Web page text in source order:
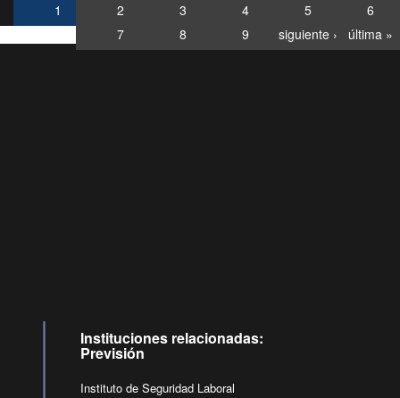
1 2 3 4 5
6
7
8 9 siguiente › última »
Instituciones relacionadas:
Previsión
Instituto de Seguridad Laboral